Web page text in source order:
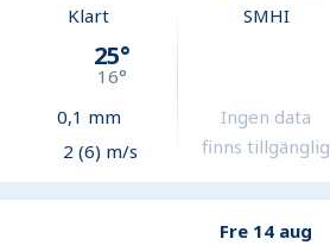
Klart
25°
16°
0,1 mm
2 (6) m/s
SMHI
Ingen data
finns tillgänglig
Fre 14 aug